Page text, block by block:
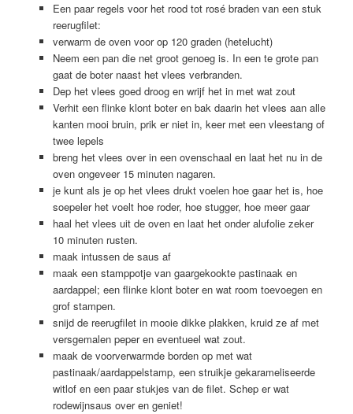
Een paar regels voor het rood tot rosé braden van een stuk
reerugfilet:
verwarm de oven voor op 120 graden (hetelucht)
Neem een pan die net groot genoeg is. In een te grote pan
gaat de boter naast het vlees verbranden.
Dep het vlees goed droog en wrijf het in met wat zout
Verhit een flinke klont boter en bak daarin het vlees aan alle
kanten mooi bruin, prik er niet in, keer met een vleestang of
twee lepels
breng het vlees over in een ovenschaal en laat het nu in de
oven ongeveer 15 minuten nagaren.
je kunt als je op het vlees drukt voelen hoe gaar het is, hoe
soepeler het voelt hoe roder, hoe stugger, hoe meer gaar
haal het vlees uit de oven en laat het onder alufolie zeker
10 minuten rusten.
maak intussen de saus af
maak een stamppotje van gaargekookte pastinaak en
aardappel; een flinke klont boter en wat room toevoegen en
grof stampen.
snijd de reerugfilet in mooie dikke plakken, kruid ze af met
versgemalen peper en eventueel wat zout.
maak de voorverwarmde borden op met wat
pastinaak/aardappelstamp, een struikje gekarameliseerde
witlof en een paar stukjes van de filet. Schep er wat
rodewijnsaus over en geniet!